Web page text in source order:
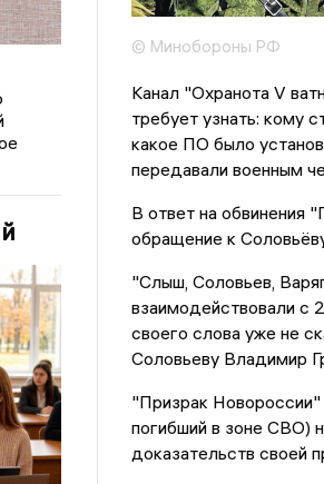
© Минобороны РФ
Канал "Охранота V
требует узнать: кому
какое ПО было
передавали военным
В ответ на обвинения
обращение к
"Слыш, Соловьев,
взаимодействовали с
своего слова уже не
Соловьеву Владимир
"Призрак Новороссии"
погибший в зоне СВО)
доказательств своей